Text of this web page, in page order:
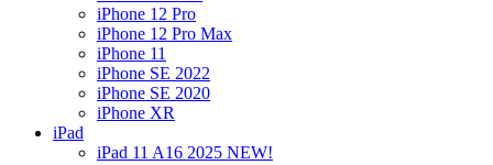
iPhone 12 Pro
iPhone 12 Pro Max
iPhone 11
iPhone SE 2022
iPhone SE 2020
iPhone XR
iPad
iPad 11 A16 2025 NEW!